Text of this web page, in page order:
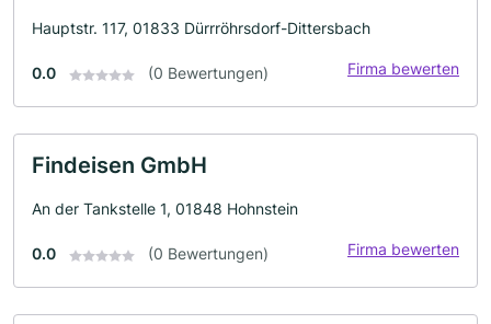
Hauptstr. 117, 01833 Dürrröhrsdorf-Dittersbach
0.0 (0 Bewertungen) Firma bewerten
Findeisen GmbH
An der Tankstelle 1, 01848 Hohnstein
0.0 (0 Bewertungen) Firma bewerten